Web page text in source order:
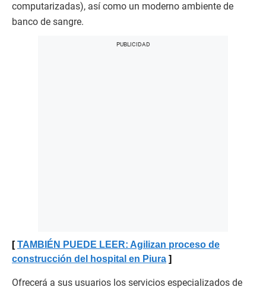
computarizadas), así como un moderno ambiente de
banco de sangre.
TAMBIÉN PUEDE LEER: Agilizan proceso de
construcción del hospital en Piura
Ofrecerá a sus usuarios los servicios especializados de